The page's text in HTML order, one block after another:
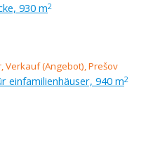
930 m2
einfamilienhäuser, 940 m2